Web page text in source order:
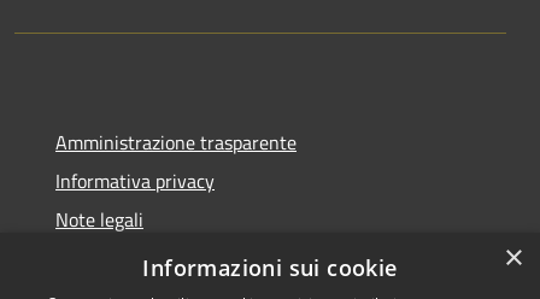
Amministrazione trasparente
Informativa privacy
Note legali
Dichiarazione di accessibilità
×
Informazioni sui cookie